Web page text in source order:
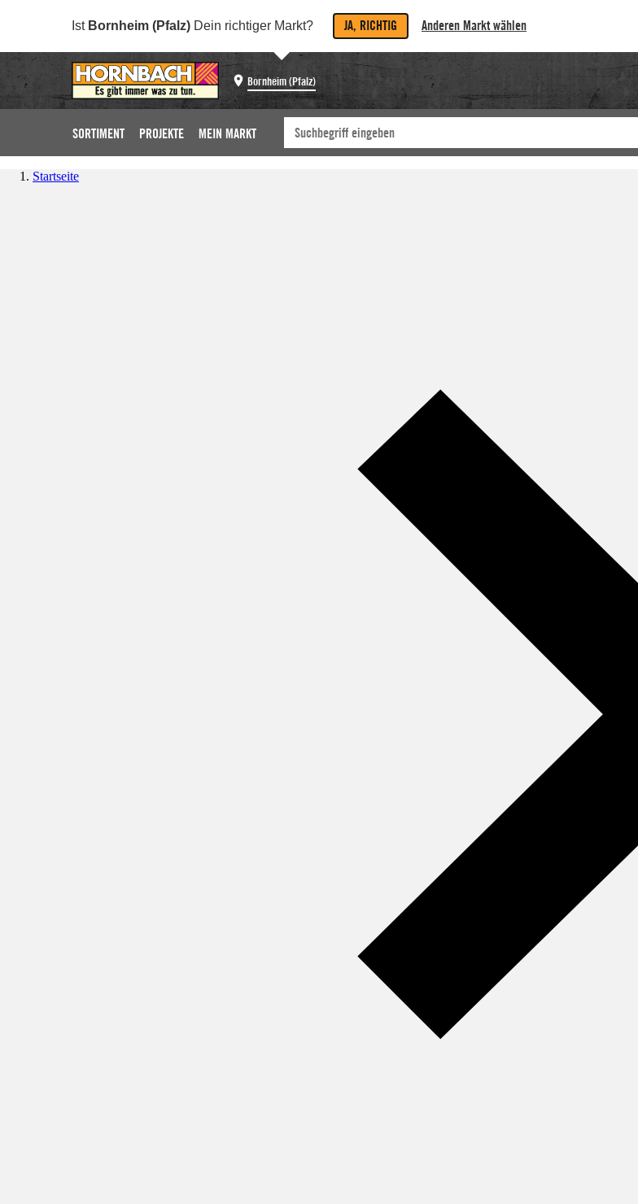
Ist Bornheim (Pfalz) Dein richtiger Markt? JA, RICHTIG Anderen Markt wählen
Bornheim (Pfalz)
SORTIMENT PROJEKTE MEIN MARKT
Startseite